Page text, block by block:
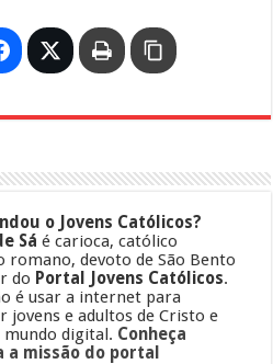
o Jovens Católicos?
Sá é carioca, católico
romano, devoto de São Bento
do Portal Jovens Católicos.
é usar a internet para
jovens e adultos de Cristo e
digital. Conheça
a missão do portal